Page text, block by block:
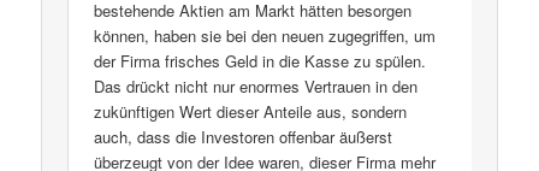
bestehende Aktien am Markt hätten besorgen
können, haben sie bei den neuen zugegriffen, um
der Firma frisches Geld in die Kasse zu spülen.
Das drückt nicht nur enormes Vertrauen in den
zukünftigen Wert dieser Anteile aus, sondern
auch, dass die Investoren offenbar äußerst
überzeugt von der Idee waren, dieser Firma mehr